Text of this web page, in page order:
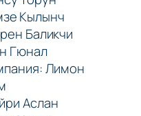
Кылынч
Баликчи
Гюнал
Лимон
Аслан